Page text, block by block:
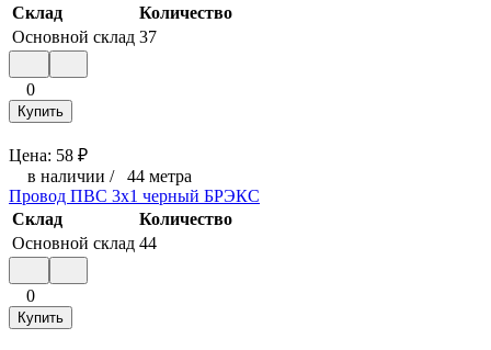
Склад
Количество
Основной склад 37
0
Купить
Цена: 58 ₽
в наличии / 44 метра
Провод ПВС 3х1 черный БРЭКС
Склад
Количество
Основной склад 44
0
Купить